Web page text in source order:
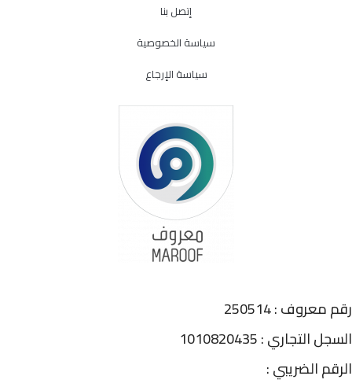
إتصل بنا
سياسة الخصوصية
سياسة الإرجاع
رقم معروف : 250514
السجل التجاري : 1010820435
الرقم الضريبي :